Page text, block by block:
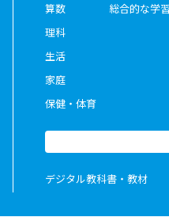
算数
理科
生活
家庭
保健・体育
総合的な学習
デジタル教科書・教材